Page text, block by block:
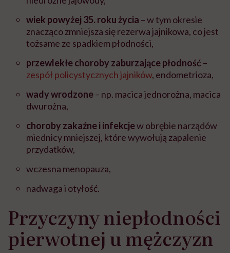
wiek powyżej 35. roku życia –w tym okresie
znacząco zmniejsza się rezerwa jajnikowa, co jest
tożsame ze spadkiem płodności,
przewlekłe choroby zaburzające płodność –
zespół policystycznych jajników, endometrioza,
wady wrodzone– np. macica jednorożna, macica
dwurożna,
choroby zakaźne i infekcjew obrębie narządów
miednicy mniejszej, które wywołują zapalenie
przydatków,
wczesna menopauza,
nadwaga i otyłość.
Przyczyny niepłodności
pierwotnej u mężczyzn